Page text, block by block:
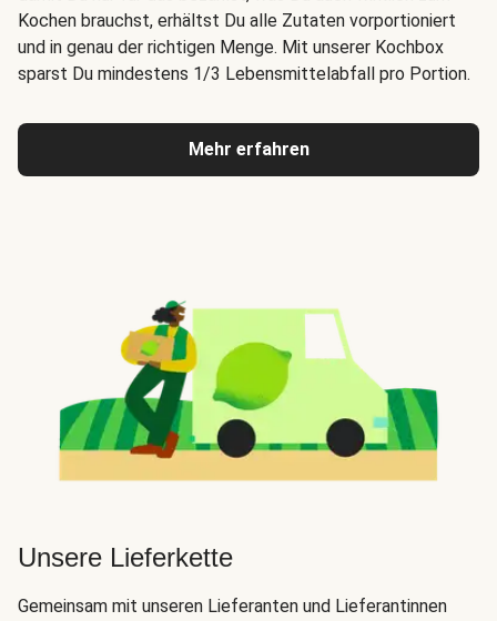
Kochen brauchst, erhältst Du alle Zutaten vorportioniert
und in genau der richtigen Menge. Mit unserer Kochbox
sparst Du mindestens 1/3 Lebensmittelabfall pro Portion.
Mehr erfahren
Unsere Lieferkette
Gemeinsam mit unseren Lieferanten und Lieferantinnen